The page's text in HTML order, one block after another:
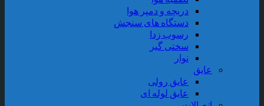
دریچه و دمپر هوا
دستگاه های سنجش
رسوب زدا
سختی گیر
نوار
عایق
عایق رولی
عایق لوله ای